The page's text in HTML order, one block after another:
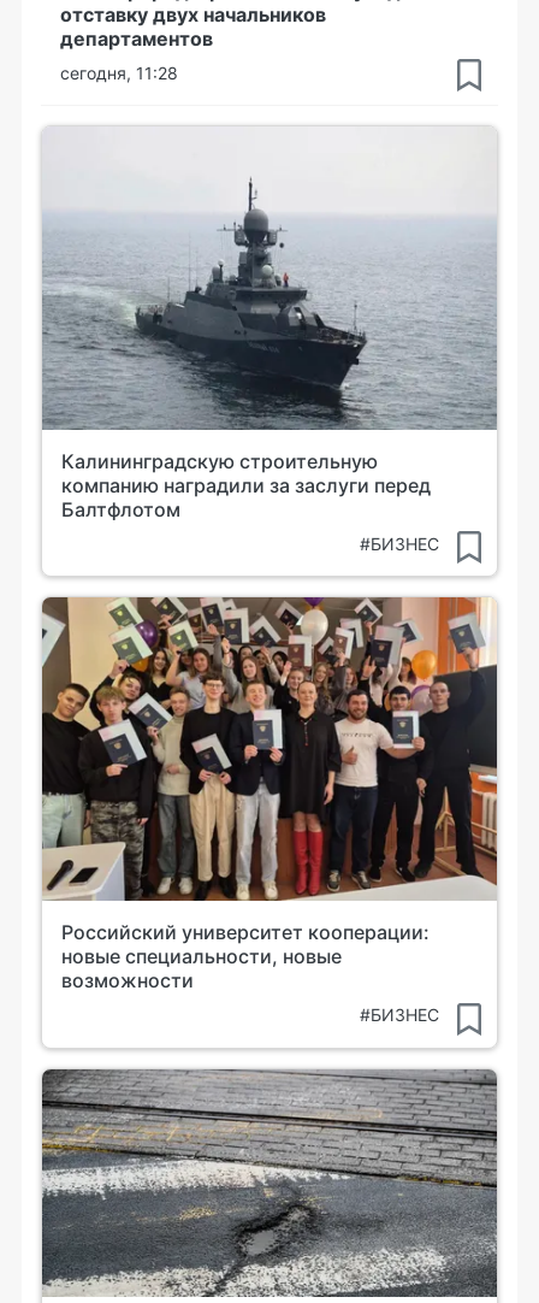
отставку двух начальников
департаментов
сегодня, 11:28
Калининградскую строительную
компанию наградили за заслуги перед
Балтфлотом
#БИЗНЕС
Российский университет кооперации:
новые специальности, новые
возможности
#БИЗНЕС